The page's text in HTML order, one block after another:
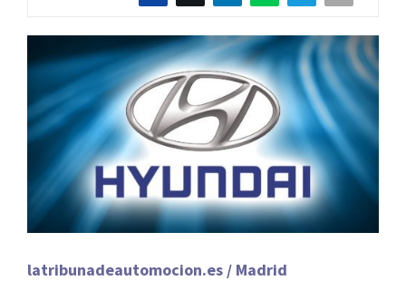
latribunadeautomocion.es / Madrid